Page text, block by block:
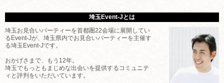
埼玉Event-Jとは
埼玉お見合いパーティーを首都圏22会場に展開してい
るEvent-Jが、埼玉県内でお見合いパーティーを主催す
る埼玉Event-Jです。
おかげさまで、もう12年。
埼玉でもっともまじめな出会いを提供するコミュニテ
ィと評判をいただいています。